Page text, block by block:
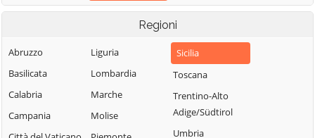
Caccamo
Campofelice di
Fitalia
Campofelice di
Campofiorito
Isnello
Sciara
Sclafani Bagni
Termini Imerese
Terrasini
Torretta
Regioni
Abruzzo
Basilicata
Calabria
Campania
Liguria
Lombardia
Marche
Molise
Sicilia
Toscana
Trentino-Alto
Adige/Südtirol
Umbria